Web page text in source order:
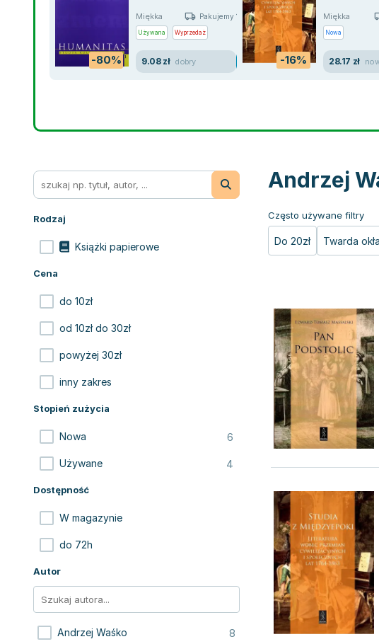
-80%
Miękka Pakujemy 10.08
Używana Wyprzedaż
9.08 zł dobry -16%
Miękka
Nowa
28.17 zł
Rodzaj
Książki papierowe
Cena
do 10zł
od 10zł do 30zł
powyżej 30zł
inny zakres
Stopień zużycia
Nowa 6
Używane 4
Dostępność
W magazynie
do 72h
Autor
Andrzej Waśko 8
Andrzej
Często używane filtry
Do 20zł Twarda